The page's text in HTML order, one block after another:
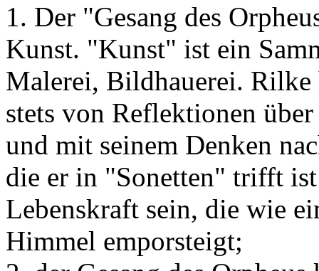
1. Der "Gesang des
Kunst. "Kunst" ist ein
Malerei, Bildhauerei. Rilke
stets von Reflektionen
und mit seinem Denken
die er in "Sonetten" trifft
Lebenskraft sein, die wie
Himmel emporsteigt;